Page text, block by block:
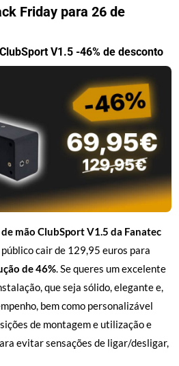
Friday para 26 de
V1.5 -46% de desconto
mão ClubSport V1.5 da Fanatec
cair de 129,95 euros para
de 46% . Se queres um excelente
que seja sólido, elegante e,
bem como personalizável
de montagem e utilização e
evitar sensações de ligar/desligar,